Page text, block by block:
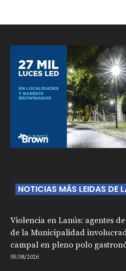
NOTICIAS MÁS LEIDAS DE
Violencia en Lanús: agentes
de la Municipalidad
campal en pleno polo
05/08/2026